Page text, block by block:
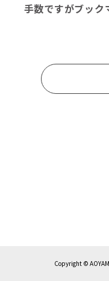
手数ですがブック
Copyright ©